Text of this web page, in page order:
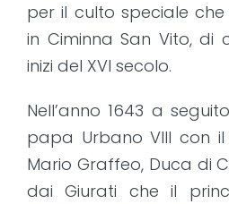
per il culto speciale
in Ciminna San Vito, di
inizi del XVI secolo.
Nell’anno 1643 a
papa Urbano VIII con
Mario Graffeo, Duca di
dai Giurati che il